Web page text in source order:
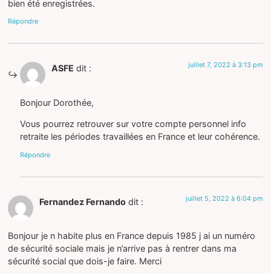
bien été enregistrées.
Répondre
ASFE dit : juillet 7, 2022 à 3:13 pm
Bonjour Dorothée,
Vous pourrez retrouver sur votre compte personnel info
retraite les périodes travaillées en France et leur cohérence.
Répondre
Fernandez Fernando dit : juillet 5, 2022 à 6:04 pm
Bonjour je n habite plus en France depuis 1985 j ai un numéro
de sécurité sociale mais je n’arrive pas à rentrer dans ma
sécurité social que dois-je faire. Merci